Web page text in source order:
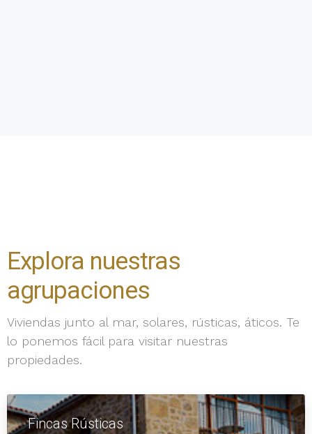
Explora nuestras
agrupaciones
Viviendas junto al mar, solares, rústicas, áticos. Te
lo ponemos fácil para visitar nuestras
propiedades.
Fincas Rústicas